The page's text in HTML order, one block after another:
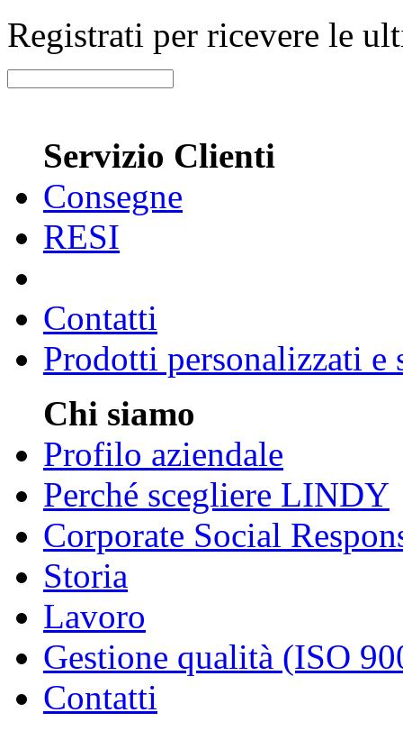
Registrati per ricevere le
Servizio Clienti
Consegne
RESI
Contatti
Prodotti personalizzati e
Chi siamo
Profilo aziendale
Perché scegliere LINDY
Corporate Social
Storia
Lavoro
Gestione qualità (ISO
Contatti